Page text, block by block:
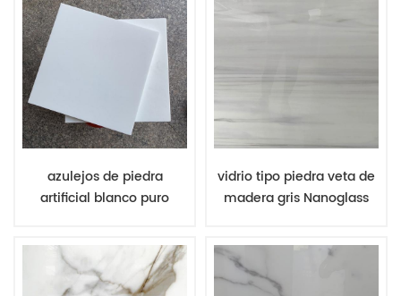
encimera
azulejos de piedra
artificial blanco puro
alrededores sagrados
vidrio tipo piedra veta de
madera gris Nanoglass
Encimera